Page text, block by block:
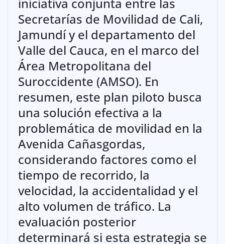
iniciativa conjunta entre las
Secretarías de Movilidad de Cali,
Jamundí y el departamento del
Valle del Cauca, en el marco del
Área Metropolitana del
Suroccidente (AMSO). En
resumen, este plan piloto busca
una solución efectiva a la
problemática de movilidad en la
Avenida Cañasgordas,
considerando factores como el
tiempo de recorrido, la
velocidad, la accidentalidad y el
alto volumen de tráfico. La
evaluación posterior
determinará si esta estrategia se